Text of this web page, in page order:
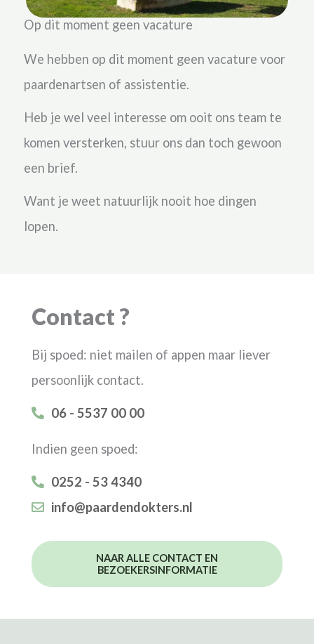
Op dit moment geen vacature
We hebben op dit moment geen vacature voor
paardenartsen of assistentie.
Heb je wel veel interesse om ooit ons team te
komen versterken, stuur ons dan toch gewoon
een brief.
Want je weet natuurlijk nooit hoe dingen
lopen.
Contact ?
Bij spoed: niet mailen of appen maar liever
persoonlijk contact.
06 - 5537 00 00
Indien geen spoed:
0252 - 53 4340
info@paardendokters.nl
NAAR ALLE CONTACT EN
BEZOEKERSINFORMATIE